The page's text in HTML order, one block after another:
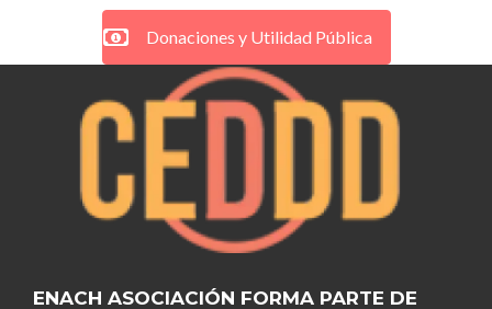
Donaciones y Utilidad Pública
ENACH ASOCIACIÓN FORMA PARTE DE